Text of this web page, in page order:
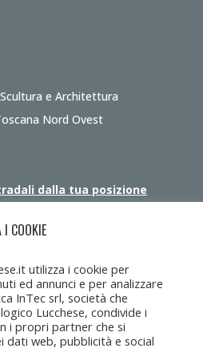
e Architettura
Nord Ovest
dalla tua posizione
COOKIE
utilizza i cookie per
ed annunci e per analizzare
InTec srl, società che
Lucchese, condivide i
i propri partner che si
dati web, pubblicità e social